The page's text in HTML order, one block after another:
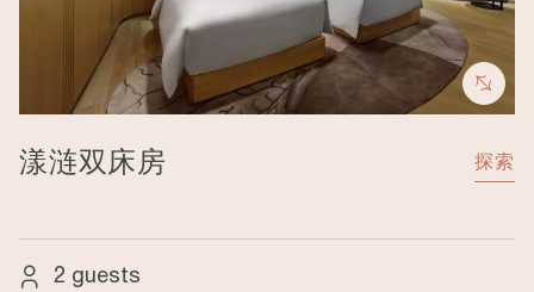
漾涟双床房 探索
2 guests